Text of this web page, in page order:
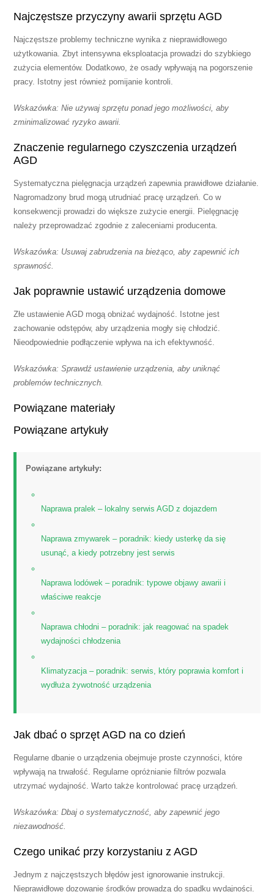
Najczęstsze przyczyny awarii sprzętu AGD
Najczęstsze problemy techniczne wynika z nieprawidłowego
użytkowania. Zbyt intensywna eksploatacja prowadzi do szybkiego
zużycia elementów. Dodatkowo, że osady wpływają na pogorszenie
pracy. Istotny jest również pomijanie kontroli.
Wskazówka: Nie używaj sprzętu ponad jego możliwości, aby
zminimalizować ryzyko awarii.
Znaczenie regularnego czyszczenia urządzeń
AGD
Systematyczna pielęgnacja urządzeń zapewnia prawidłowe działanie.
Nagromadzony brud mogą utrudniać pracę urządzeń. Co w
konsekwencji prowadzi do większe zużycie energii. Pielęgnację
należy przeprowadzać zgodnie z zaleceniami producenta.
Wskazówka: Usuwaj zabrudzenia na bieżąco, aby zapewnić ich
sprawność.
Jak poprawnie ustawić urządzenia domowe
Złe ustawienie AGD mogą obniżać wydajność. Istotne jest
zachowanie odstępów, aby urządzenia mogły się chłodzić.
Nieodpowiednie podłączenie wpływa na ich efektywność.
Wskazówka: Sprawdź ustawienie urządzenia, aby uniknąć
problemów technicznych.
Powiązane materiały
Powiązane artykuły
Powiązane artykuły:
Naprawa pralek – lokalny serwis AGD z dojazdem
Naprawa zmywarek – poradnik: kiedy usterkę da się
usunąć, a kiedy potrzebny jest serwis
Naprawa lodówek – poradnik: typowe objawy awarii i
właściwe reakcje
Naprawa chłodni – poradnik: jak reagować na spadek
wydajności chłodzenia
Klimatyzacja – poradnik: serwis, który poprawia komfort i
wydłuża żywotność urządzenia
Jak dbać o sprzęt AGD na co dzień
Regularne dbanie o urządzenia obejmuje proste czynności, które
wpływają na trwałość. Regularne opróżnianie filtrów pozwala
utrzymać wydajność. Warto także kontrolować pracę urządzeń.
Wskazówka: Dbaj o systematyczność, aby zapewnić jego
niezawodność.
Czego unikać przy korzystaniu z AGD
Jednym z najczęstszych błędów jest ignorowanie instrukcji.
Nieprawidłowe dozowanie środków prowadzą do spadku wydajności.